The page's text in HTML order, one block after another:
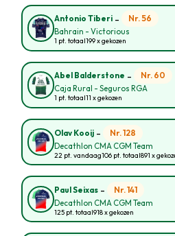
Antonio Tiberi - Nr. 56
Bahrain - Victorious
1 pt. totaal199 x gekozen
Abel Balderstone - Nr. 60
Caja Rural - Seguros RGA
1 pt. totaal11 x gekozen
Olav Kooij - Nr. 128
Decathlon CMA CGM Team
22 pt. vandaag106 pt. totaal891 x
Paul Seixas - Nr. 141
Decathlon CMA CGM Team
125 pt. totaal918 x gekozen